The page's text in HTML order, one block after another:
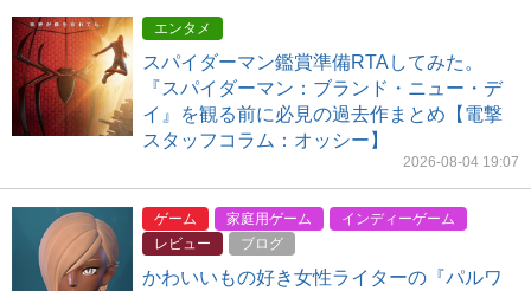
エンタメ
スパイダーマン鑑賞準備RTAしてみた。
『スパイダーマン：ブランド・ニュー・デ
イ』を観る前に必見の過去作まとめ【電撃
スタッフコラム：オッシー】
2026-08-04 19:07
ゲーム 家庭用ゲーム
インディーゲーム
レビュー
ブログ
かわいいもの好き女性ライターの『パルワ